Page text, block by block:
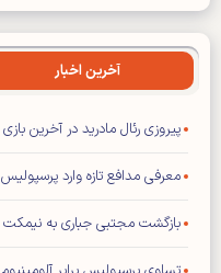
آخرین اخبار
پیروزی رئال مادرید در آخرین بازی
معرفی مدافع تازه وارد پرسپولیس
بازگشت مجتبی جباری به نیمکت